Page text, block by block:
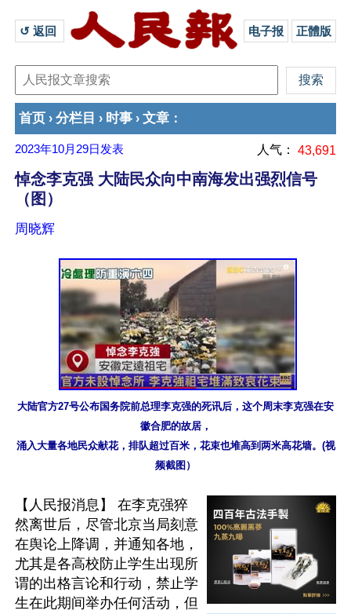
↺ 返回 电子报 正體版
首页 › 分栏目 › 时事 › 文章 ：
2023年10月29日 发表 人气： 43,691
悼念李克强 大陆民众向中南海发出强烈信号
（图）
周晓辉
大陆官方27号公布国务院前总理李克强的死讯后，这个周末李克强在安
徽合肥的故居，
涌入大量各地民众献花，排队超过百米，花束也堆高到两米高花墙。(视
频截图）
【人民报消息】 在李克强猝
然离世后，尽管北京当局刻意
在舆论上降调，并通知各地，
尤其是各高校防止学生出现所
谓的出格言论和行动，禁止学
生在此期间举办任何活动，但